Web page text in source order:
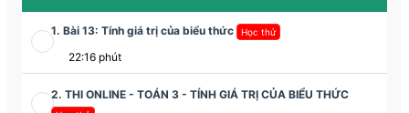
1. Bài 13: Tính giá trị của biểu thức Học thử
22:16 phút
2. THI ONLINE - TOÁN 3 - TÍNH GIÁ TRỊ CỦA BIỂU THỨC